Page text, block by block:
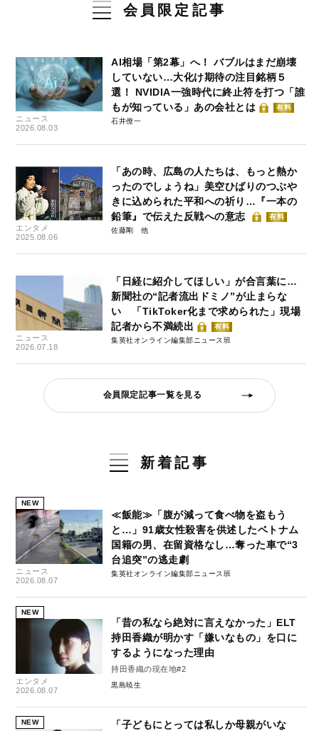
会員限定記事
ニュース
2026.08.03
AI相場「第2幕」へ！ バブルはまだ崩壊
していない…大化け期待の注目銘柄５
選！ NVIDIA一強時代に終止符を打つ「誰
もが知っている」あの会社とは
有料
石井僚一
エンタメ
2025.08.06
「あの時、広島の人たちは、もっと熱か
ったのでしょうね」美空ひばりのつぶや
きに込められた平和への祈り…『一本の
鉛筆』で伝えた反戦への意志
有料
佐藤剛
ニュース
2026.07.18
「日経に紹介してほしい」が合言葉に…
新聞社の“記者流出ドミノ”が止まらな
い 「TikToker化まで求められた」現場
記者から不満続出
有料
集英社オンライン編集部ニュース班
会員限定記事一覧を見る
新着記事
NEW
ニュース
2026.08.07
≪飯能≫「腹が減って食べ物を盗もう
と…」91歳女性殺害を供述したベトナム
国籍の男、在留資格なし…奪った車で“3
台追突”の逃走劇
集英社オンライン編集部ニュース班
NEW
エンタメ
2026.08.07
「昔の私なら絶対に言えなかった」ELT
持田香織が明かす「嫌いなもの」を口に
するようになった理由
持田香織の現在地#2
黒島暁生
NEW
「子どもにとっては私しか母親がいな